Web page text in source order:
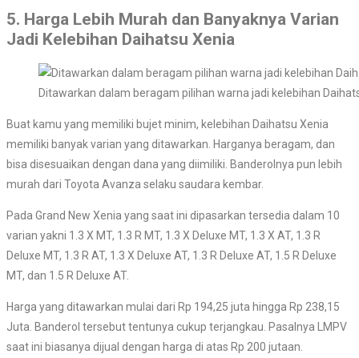
5. Harga Lebih Murah dan Banyaknya Varian
Jadi Kelebihan Daihatsu Xenia
Ditawarkan dalam beragam pilihan warna jadi kelebihan
Buat kamu yang memiliki bujet minim, kelebihan Daihatsu Xenia
memiliki banyak varian yang ditawarkan. Harganya beragam, dan
bisa disesuaikan dengan dana yang diimiliki. Banderolnya pun lebih
murah dari Toyota Avanza selaku saudara kembar.
Pada Grand New Xenia yang saat ini dipasarkan tersedia dalam 10
varian yakni 1.3 X MT, 1.3 R MT, 1.3 X Deluxe MT, 1.3 X AT, 1.3 R
Deluxe MT, 1.3 R AT, 1.3 X Deluxe AT, 1.3 R Deluxe AT, 1.5 R Deluxe
MT, dan 1.5 R Deluxe AT.
Harga yang ditawarkan mulai dari Rp 194,25 juta hingga Rp 238,15
Juta. Banderol tersebut tentunya cukup terjangkau. Pasalnya LMPV
saat ini biasanya dijual dengan harga di atas Rp 200 jutaan.